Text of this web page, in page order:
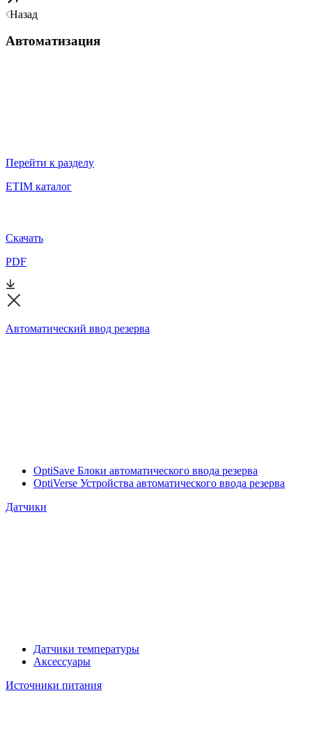
Назад
Автоматизация
Перейти к разделу
ETIM каталог
Скачать
PDF
Автоматический ввод резерва
OptiSave Блоки автоматического ввода резерва
OptiVerse Устройства автоматического ввода резерва
Датчики
Датчики температуры
Аксессуары
Источники питания